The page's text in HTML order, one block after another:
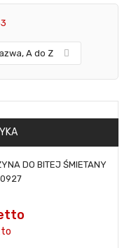
A do Z
DO BITEJ ŚMIETANY